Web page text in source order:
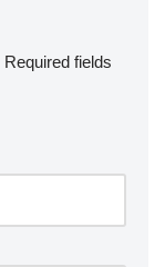
Required fields